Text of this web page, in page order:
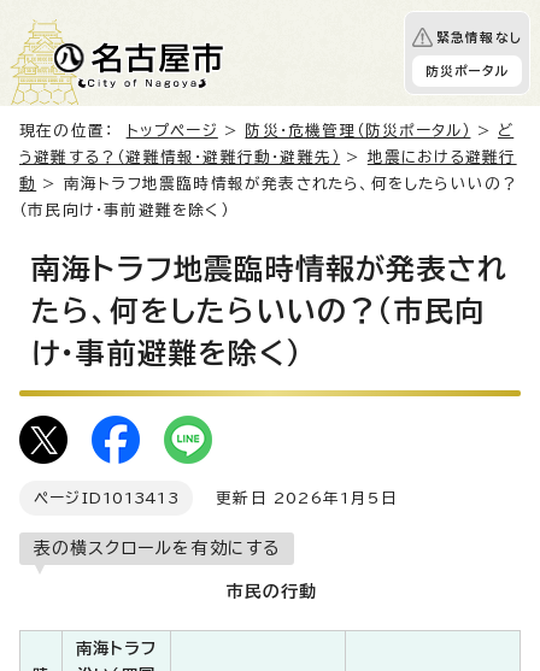
緊急情報なし
防災ポータル
現在の位置： トップページ > 防災・危機管理（防災ポータル） > ど
う避難する？（避難情報・避難行動・避難先）
> 地震における避難行
動
> 南海トラフ地震臨時情報が発表されたら、何をしたらいいの？
（市民向け・事前避難を除く）
南海トラフ地震臨時情報が発表され
たら、何をしたらいいの？（市民向
け・事前避難を除く）
ページID 1013413 更新日 2026年1月5日
表の横スクロールを有効にする
市民の行動
南海トラフ